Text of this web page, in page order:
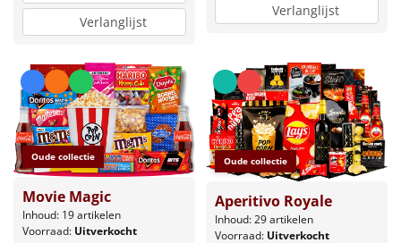
Verlanglijst
Verlanglijst
Oude collectie
Movie Magic
Inhoud: 19 artikelen
Voorraad: Uitverkocht
Oude collectie
Aperitivo Royale
Inhoud: 29 artikelen
Voorraad: Uitverkocht